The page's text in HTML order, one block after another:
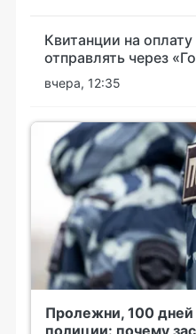
Квитанции на
отправлять через
вчера, 12:35
Пролежни, 100
полиции: почему